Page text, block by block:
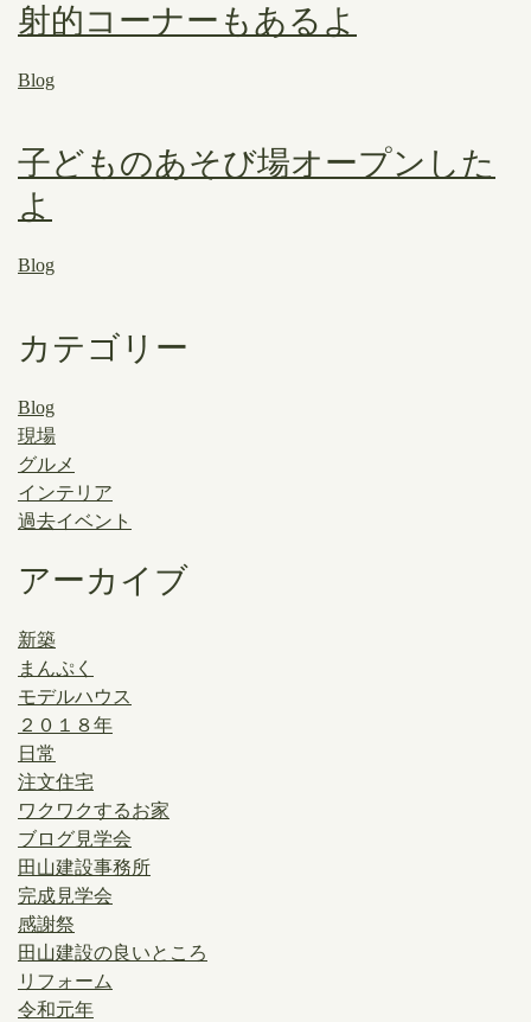
射的コーナーもあるよ
Blog
子どものあそび場オープンした
よ
Blog
カテゴリー
Blog
現場
グルメ
インテリア
過去イベント
アーカイブ
新築
まんぷく
モデルハウス
２０１８年
日常
注文住宅
ワクワクするお家
ブログ見学会
田山建設事務所
完成見学会
感謝祭
田山建設の良いところ
リフォーム
令和元年